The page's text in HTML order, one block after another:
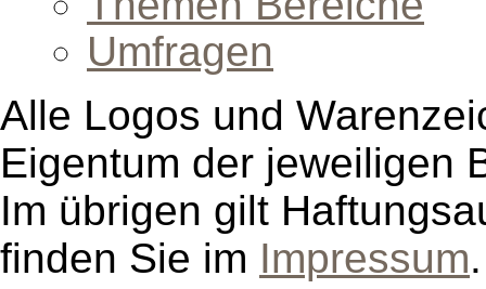
Umfragen
Alle Logos und
Eigentum der jeweiligen
Im übrigen gilt
finden Sie im Impressum.